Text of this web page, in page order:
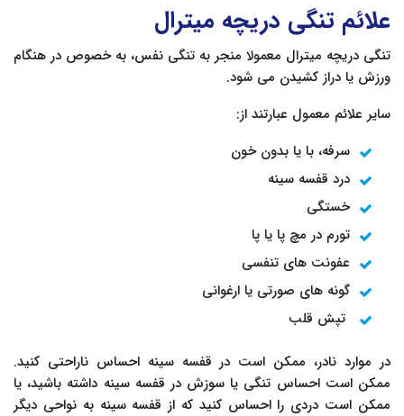
علائم تنگی دریچه میترال
تنگی دریچه میترال معمولا منجر به تنگی نفس، به خصوص در هنگام
ورزش یا دراز کشیدن می شود.
سایر علائم معمول عبارتند از:
سرفه، با یا بدون خون
درد قفسه سینه
خستگی
تورم در مچ پا یا پا
عفونت های تنفسی
گونه های صورتی یا ارغوانی
تپش قلب
در موارد نادر، ممکن است در قفسه سینه احساس ناراحتی کنید.
ممکن است احساس تنگی یا سوزش در قفسه سینه داشته باشید، یا
ممکن است دردى را احساس کنید که از قفسه سینه به نواحی دیگر